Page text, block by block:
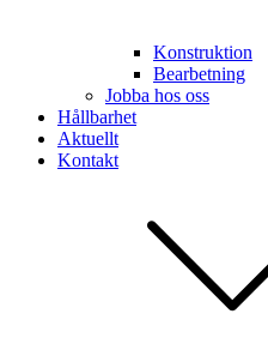
Konstruktion
Bearbetning
Jobba hos oss
Hållbarhet
Aktuellt
Kontakt